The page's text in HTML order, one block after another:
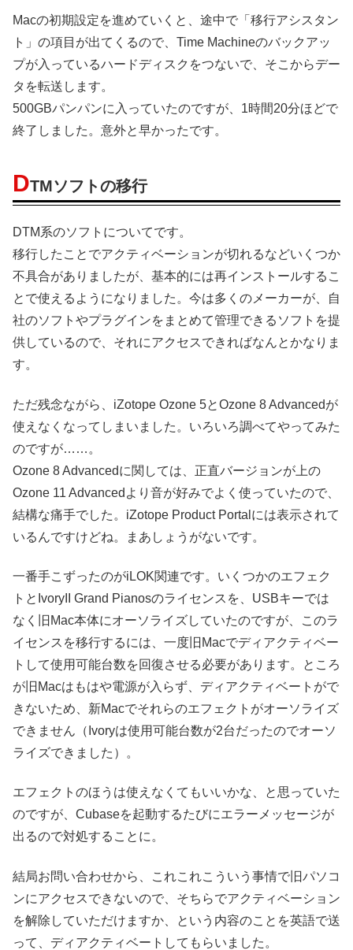
Macの初期設定を進めていくと、途中で「移行アシスタン
ト」の項目が出てくるので、Time Machineのバックアッ
プが入っているハードディスクをつないで、そこからデー
タを転送します。
500GBパンパンに入っていたのですが、1時間20分ほどで
終了しました。意外と早かったです。
DTMソフトの移行
DTM系のソフトについてです。
移行したことでアクティベーションが切れるなどいくつか
不具合がありましたが、基本的には再インストールするこ
とで使えるようになりました。今は多くのメーカーが、自
社のソフトやプラグインをまとめて管理できるソフトを提
供しているので、それにアクセスできればなんとかなりま
す。
ただ残念ながら、iZotope Ozone 5とOzone 8 Advancedが
使えなくなってしまいました。いろいろ調べてやってみた
のですが……。
Ozone 8 Advancedに関しては、正直バージョンが上の
Ozone 11 Advancedより音が好みでよく使っていたので、
結構な痛手でした。iZotope Product Portalには表示されて
いるんですけどね。まあしょうがないです。
一番手こずったのがiLOK関連です。いくつかのエフェク
トとIvoryII Grand Pianosのライセンスを、USBキーでは
なく旧Mac本体にオーソライズしていたのですが、このラ
イセンスを移行するには、一度旧Macでディアクティベー
トして使用可能台数を回復させる必要があります。ところ
が旧Macはもはや電源が入らず、ディアクティベートがで
きないため、新Macでそれらのエフェクトがオーソライズ
できません（Ivoryは使用可能台数が2台だったのでオーソ
ライズできました）。
エフェクトのほうは使えなくてもいいかな、と思っていた
のですが、Cubaseを起動するたびにエラーメッセージが
出るので対処することに。
結局お問い合わせから、これこれこういう事情で旧パソコ
ンにアクセスできないので、そちらでアクティベーション
を解除していただけますか、という内容のことを英語で送
って、ディアクティベートしてもらいました。